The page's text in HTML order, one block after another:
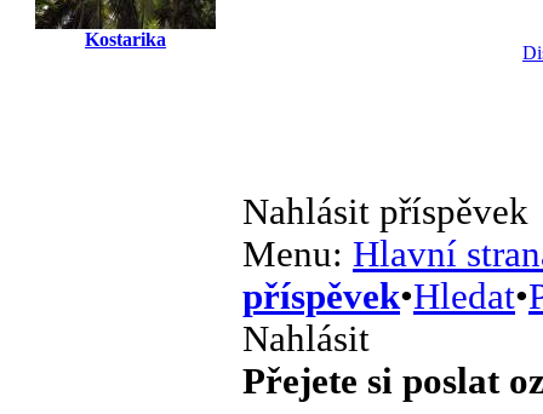
Kostarika
Nahlásit příspěvek
Menu: Hlavní
příspěvek•Hledat•
Nahlásit
Přejete si poslat